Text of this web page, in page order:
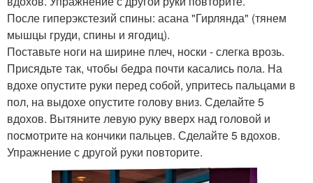
После гиперэкстезий спины: асана "Гирлянда" (тянем
мышцы груди, спины и ягодиц).
Поставьте ноги на ширине плеч, носки - слегка врозь.
Присядьте так, чтобы бедра почти касались пола. На
вдохе опустите руки перед собой, упритесь пальцами в
пол, на выдохе опустите голову вниз. Сделайте 5
вдохов. Вытяните левую руку вверх над головой и
посмотрите на кончики пальцев. Сделайте 5 вдохов.
Упражнение с другой руки повторите.